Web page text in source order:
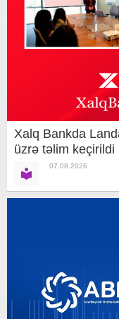
Xalq Bankda
üzrə təlim keçirildi
07.08.2026